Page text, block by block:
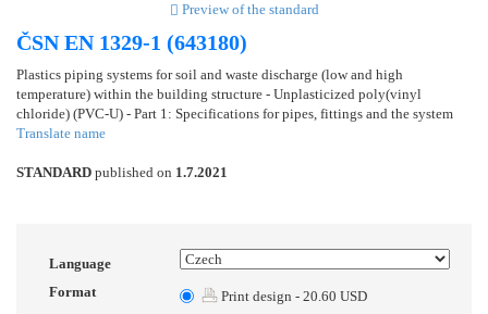
Preview of the standard
ČSN EN 1329-1 (643180)
Plastics piping systems for soil and waste discharge (low and high
temperature) within the building structure - Unplasticized poly(vinyl
chloride) (PVC-U) - Part 1: Specifications for pipes, fittings and the system
Translate name
STANDARD published on 1.7.2021
Language
Format
Print design - 20.60 USD